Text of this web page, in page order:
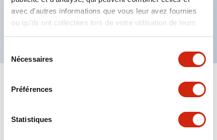
avec d'autres informations que vous leur avez fournies
ou qu'ils ont collectées lors de votre utilisation de leurs
Nécessaires
Préférences
Statistiques
Certifications UL, CSA, c-UL, conforme aux normes
EN.
Spécifications Tout développer+